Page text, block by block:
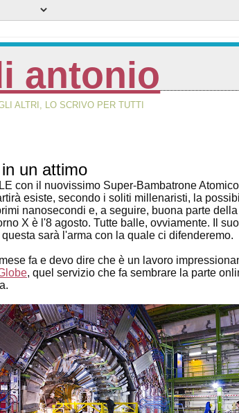
antonio
ALTRI, LO SCRIVO PER TUTTI
un attimo
con il nuovissimo Super-Bambatrone
esiste, secondo i soliti millenaristi, la
nanosecondi e, a seguire, buona parte
X è l'8 agosto. Tutte balle, ovviamente. Il
sarà l'arma con la quale ci difenderemo.
fa e devo dire che è un lavoro
, quel servizio che fa sembrare la parte